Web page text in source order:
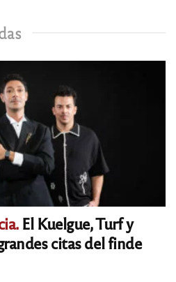
El Kuelgue, Turf y
citas del finde